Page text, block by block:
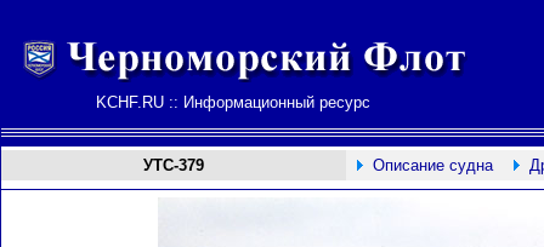
KCHF.RU :: Информационный ресурс
УТС-379 Описание судна